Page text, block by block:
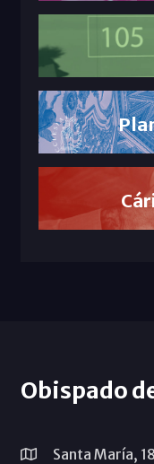
Obispado
Santa María,